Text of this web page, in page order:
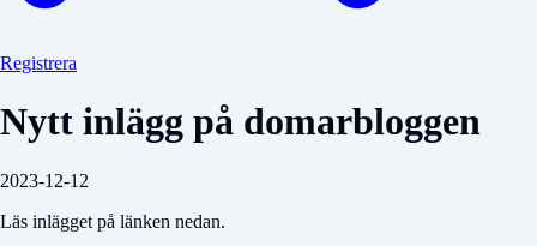
Registrera
Nytt inlägg på domarbloggen
2023-12-12
Läs inlägget på länken nedan.